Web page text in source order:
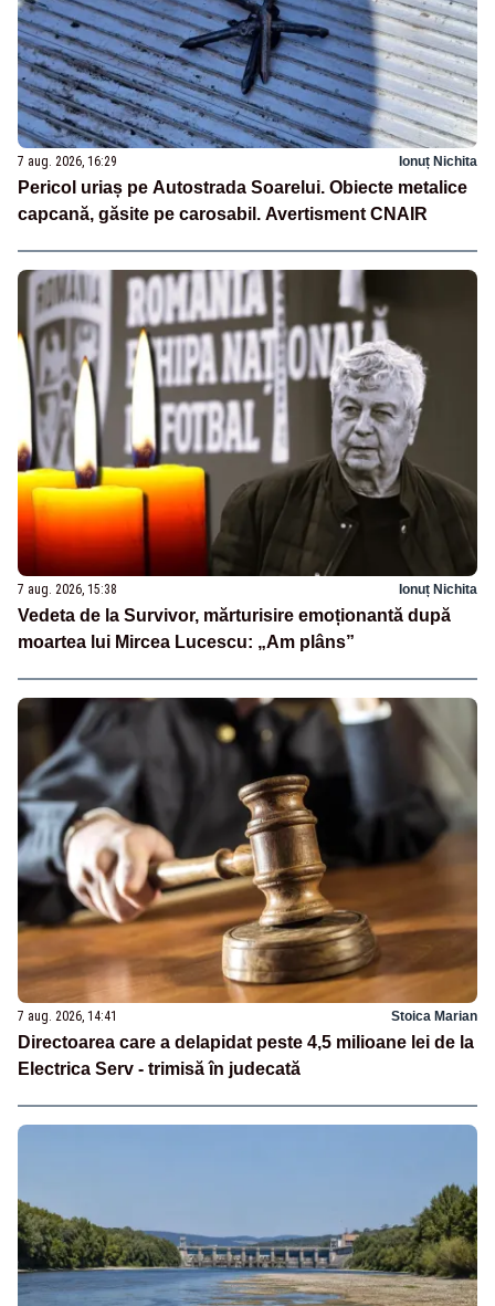
7 aug. 2026, 16:29 Ionuț Nichita
Pericol uriaș pe Autostrada Soarelui. Obiecte metalice
capcană, găsite pe carosabil. Avertisment CNAIR
7 aug. 2026, 15:38 Ionuț Nichita
Vedeta de la Survivor, mărturisire emoționantă după
moartea lui Mircea Lucescu: „Am plâns”
7 aug. 2026, 14:41 Stoica Marian
Directoarea care a delapidat peste 4,5 milioane lei de la
Electrica Serv - trimisă în judecată